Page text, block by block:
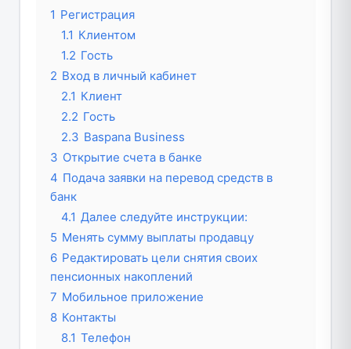
1 Регистрация
1.1 Клиентом
1.2 Гость
2 Вход в личный кабинет
2.1 Клиент
2.2 Гость
2.3 Baspana Business
3 Открытие счета в банке
4 Подача заявки на перевод средств в
банк
4.1 Далее следуйте инструкции:
5 Менять сумму выплаты продавцу
6 Редактировать цели снятия своих
пенсионных накоплений
7 Мобильное приложение
8 Контакты
8.1 Телефон